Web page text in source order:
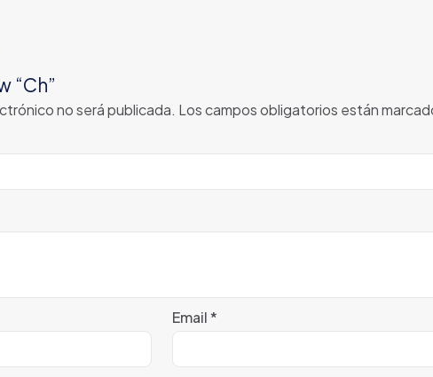
“Ch”
no será publicada. Los campos obligatorios están
Email*